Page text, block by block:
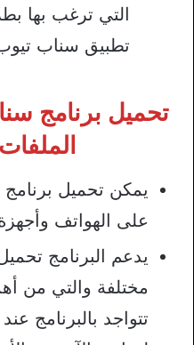
التي ترغب بها
تطبيق سناب
تحميل برنامج
يمكن تحميل
على الهواتف
يدعم البرنامج
تتواجد بالبرنامج